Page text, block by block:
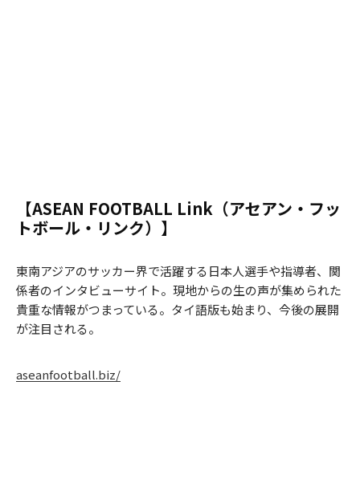
【ASEAN FOOTBALL Link（アセアン・フッ
トボール・リンク）】
東南アジアのサッカー界で活躍する日本人選手や指導者、関
係者のインタビューサイト。現地からの生の声が集められた
貴重な情報がつまっている。タイ語版も始まり、今後の展開
が注目される。
aseanfootball.biz/